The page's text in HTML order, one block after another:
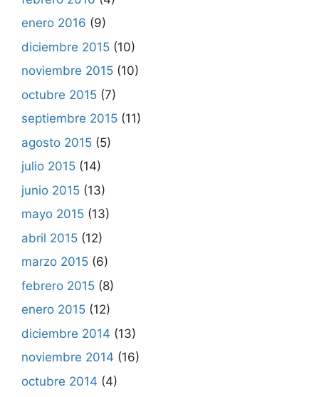
enero 2016 (9)
diciembre 2015 (10)
noviembre 2015 (10)
octubre 2015 (7)
septiembre 2015 (11)
agosto 2015 (5)
julio 2015 (14)
junio 2015 (13)
mayo 2015 (13)
abril 2015 (12)
marzo 2015 (6)
febrero 2015 (8)
enero 2015 (12)
diciembre 2014 (13)
noviembre 2014 (16)
octubre 2014 (4)